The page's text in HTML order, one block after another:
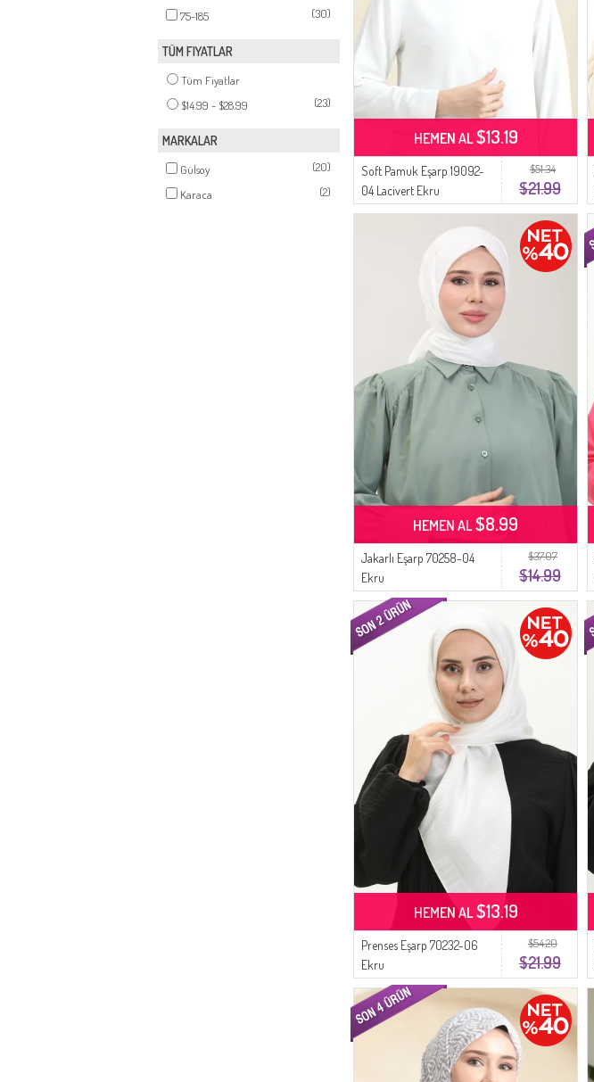
75-185 (30)
TÜM FIYATLAR
Tüm Fiyatlar
$14.99 - $28.99
(23)
MARKALAR
Gülsoy
(20)
Karaca
(2)
$51.34
$21.99
Soft Pamuk Eşarp 19092-
04 Lacivert Ekru
HEMEN AL$13.19
$37.07
$14.99
Jakarlı Eşarp 70258-04
Ekru
HEMEN AL$8.99
$54.20
$21.99
Prenses Eşarp 70232-06
Ekru
HEMEN AL$13.19